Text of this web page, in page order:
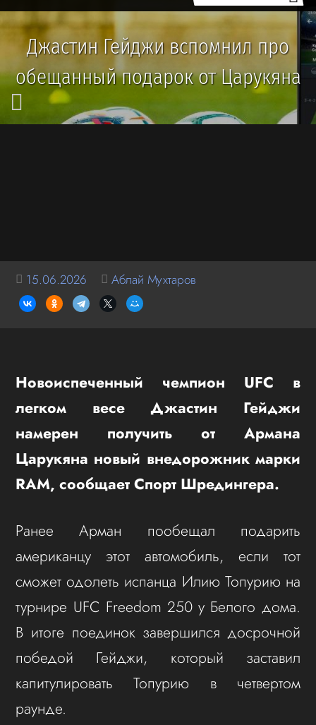
Джастин Гейджи вспомнил про
обещанный подарок от Царукяна
15.06.2026 Аблай Мухтаров
Новоиспеченный чемпион UFC в
легком весе Джастин Гейджи
намерен получить от Армана
Царукяна новый внедорожник марки
RAM, сообщает Спорт Шредингера.
Ранее Арман пообещал подарить
американцу этот автомобиль, если тот
сможет одолеть испанца Илию Топурию на
турнире UFC Freedom 250 у Белого дома.
В итоге поединок завершился досрочной
победой Гейджи, который заставил
капитулировать Топурию в четвертом
раунде.